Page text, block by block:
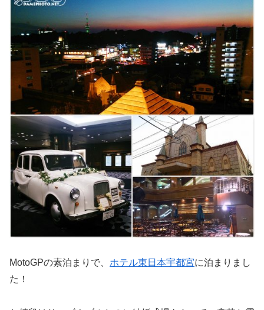
MotoGPの素泊まりで、 ホテル東日本宇都宮に泊まりまし
た！